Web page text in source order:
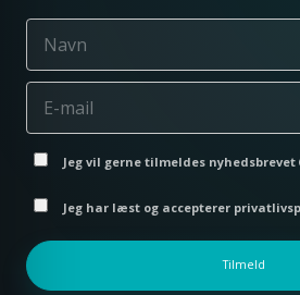
Jeg vil gerne tilmeldes nyhedsbrevet
Jeg har læst og accepterer
Tilmeld